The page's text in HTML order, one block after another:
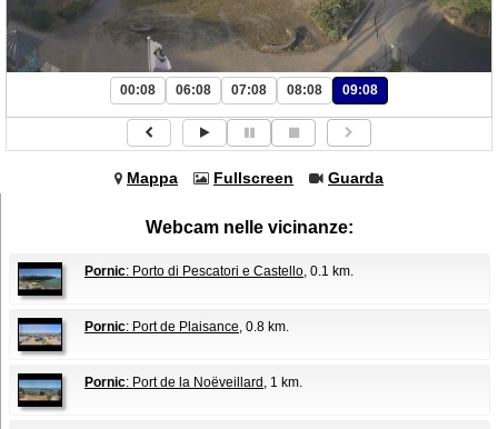
00:08 06:08 07:08 08:08 09:08
Mappa Fullscreen Guarda
Webcam nelle vicinanze:
Pornic: Porto di Pescatori e Castello, 0.1 km.
Pornic: Port de Plaisance, 0.8 km.
Pornic: Port de la Noëveillard , 1 km.